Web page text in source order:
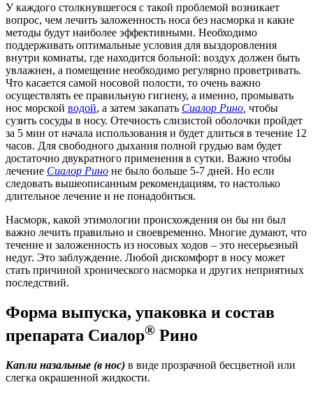
У каждого столкнувшегося с такой проблемой возникает
вопрос, чем лечить заложенность носа без насморка и какие
методы будут наиболее эффективными. Необходимо
поддерживать оптимальные условия для выздоровления
внутри комнаты, где находится больной: воздух должен быть
увлажнен, а помещение необходимо регулярно проветривать.
Что касается самой носовой полости, то очень важно
осуществлять ее правильную гигиену, а именно, промывать
нос морской водой, а затем закапать Сиалор Рино чтобы
сузить сосуды в носу. Отечность слизистой оболочки пройдет
за 5 мин от начала использования и будет длиться в течение 12
часов. Для свободного дыхания полной грудью вам будет
достаточно двукратного применения в сутки. Важно чтобы
лечение Сиалор Рино не было больше 5-7 дней. Но если
следовать вышеописанным рекомендациям, то настолько
длительное лечение и не понадобиться.
Насморк, какой этимологии происхождения он бы ни был
важно лечить правильно и своевременно. Многие думают, что
течение и заложенность из носовых ходов – это несерьезный
недуг. Это заблуждение. Любой дискомфорт в носу может
стать причиной хронического насморка и других неприятных
последствий.
Форма выпуска, упаковка и состав
препарата Сиалор® Рино
Капли назальные (в нос) в виде прозрачной бесцветной или
слегка окрашенной жидкости.